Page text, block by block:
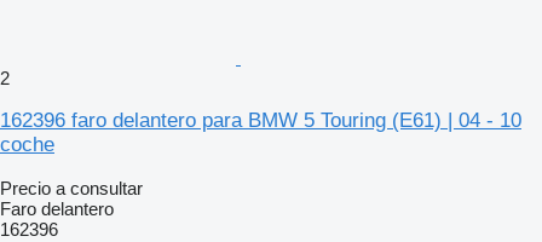
2
162396 faro delantero para BMW 5 Touring (E61) | 04 - 10
coche
Precio a consultar
Faro delantero
162396